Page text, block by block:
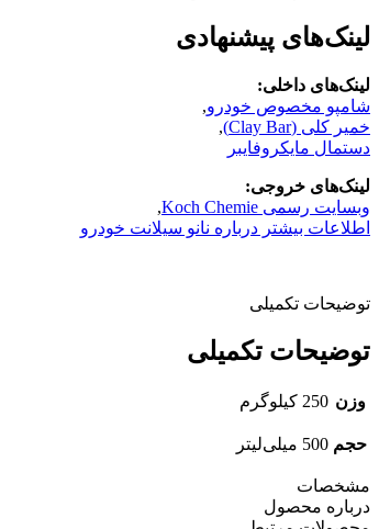
لینک‌های پیشنهادی
لینک‌های داخلی:
شامپو مخصوص خودرو,
خمیر کلی (Clay Bar)
,
دستمال مایکروفایبر
لینک‌های خروجی:
وبسایت رسمی Koch Chemie
,
اطلاعات بیشتر درباره نانو سیلانت خودرو
توضیحات تکمیلی
توضیحات تکمیلی
وزن 250 کیلوگرم
حجم 500 میلی‌لیتر
مشخصات
درباره محصول